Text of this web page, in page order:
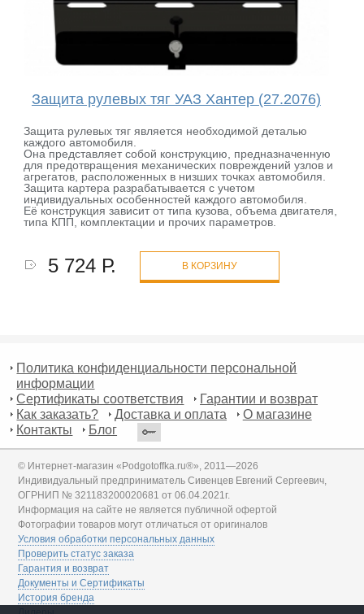
Защита рулевых тяг УАЗ Хантер (27.2076)
Защита рулевых тяг является необходимой деталью
каждого автомобиля.
Она представляет собой конструкцию, предназначенную
для предотвращения механических повреждений узлов и
агрегатов, расположенных в низших точках автомобиля.
Защита картера разрабатывается с учетом
индивидуальных особенностей каждого автомобиля.
Её конструкция зависит от типа кузова, объема двигателя,
типа КПП, комплектации и прочих параметров.
5 724 Р. В КОРЗИНУ
Политика конфиденциальности персональной
информации
Сертификаты соответствия
Гарантии и возврат
Как заказать?
Доставка и оплата
О магазине
Контакты
Блог
© Интернет-магазин «Podgotoffka.ru®», 2011—2026
Индивидуальный предприниматель Сивенцев Евгений Сергеевич,
ОГРНИП № 321183200020681 от 06.04.2021г.
Информация на сайте не является публичной офертой
Фотографии товаров могут отличаться от оригиналов
Условия обработки персональных данных
Проверить статус заказа
Гарантия и возврат
Документы и Сертификаты
История бренда